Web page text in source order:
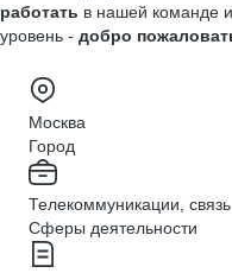
работать в нашей команде
уровень - добро
Москва
Город
Телекоммуникации, связь
Сферы деятельности